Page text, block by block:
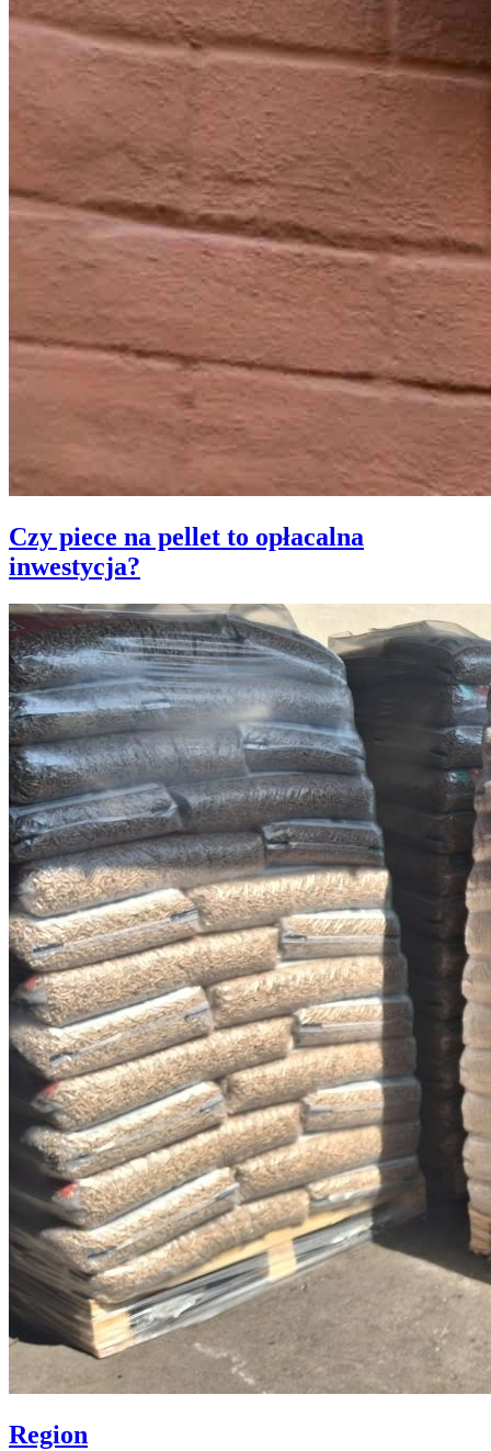
Czy piece na pellet to opłacalna
inwestycja?
Region